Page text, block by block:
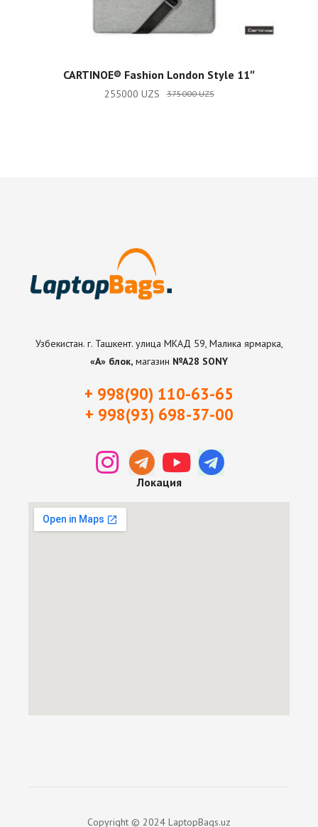
ADD TO CART
CARTINOE®️ Fashion London Style 11″
375000UZS
255000 UZS
Узбекистан. г. Ташкент. улица МКАД 59, Малика ярмарка,
«А» блок, магазин №А28 SONY
+ 998(90) 110-63-65
+ 998(93) 698-37-00
Локация
Copyright © 2024 LaptopBags.uz